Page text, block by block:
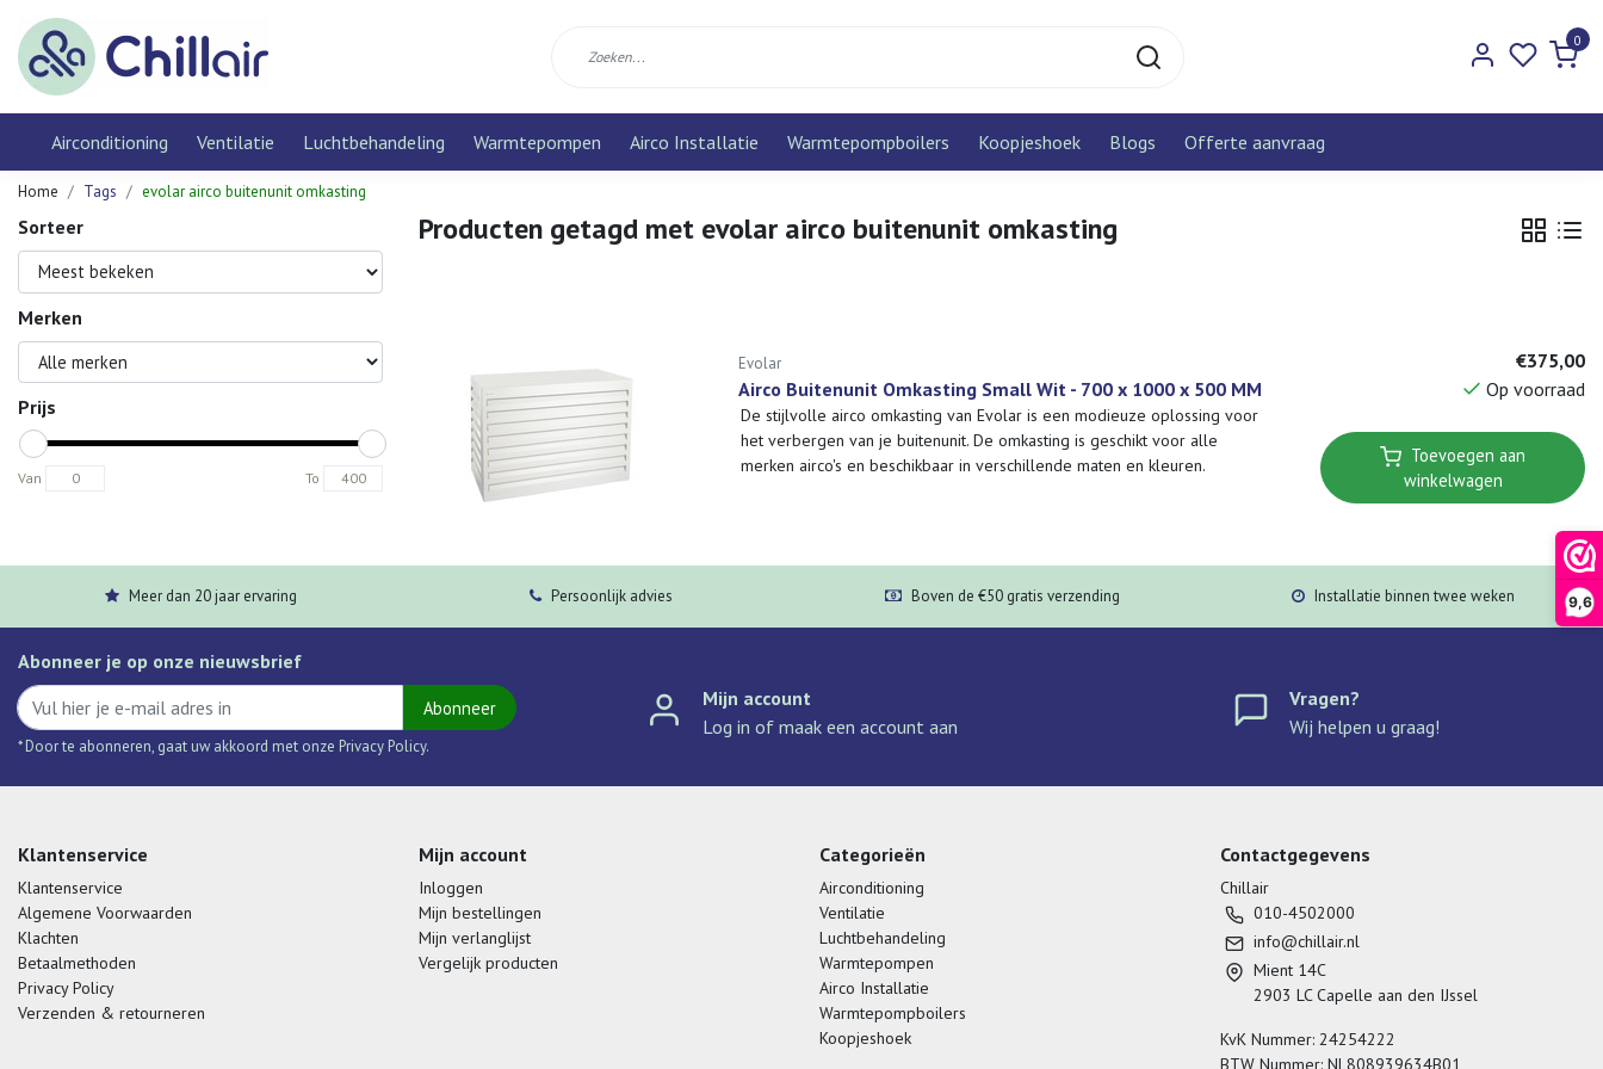
9,6
0
Airconditioning Ventilatie Luchtbehandeling Warmtepompen Airco Installatie Warmtepompboilers Koopjeshoek Blogs Offerte aanvraag
Home Tags evolar airco buitenunit omkasting
Sorteer
Merken
Prijs
Van To
Producten getagd met evolar airco buitenunit omkasting
Evolar
Airco Buitenunit Omkasting Small Wit - 700 x 1000 x 500 MM
De stijlvolle airco omkasting van Evolar is een modieuze oplossing voor
het verbergen van je buitenunit. De omkasting is geschikt voor alle
merken airco's en beschikbaar in verschillende maten en kleuren.
€375,00
Op voorraad
Toevoegen aan
winkelwagen
Meer dan 20 jaar ervaring Persoonlijk advies Boven de €50 gratis verzending Installatie binnen twee weken
Abonneer je op onze nieuwsbrief
Abonneer
* Door te abonneren, gaat uw akkoord met onze Privacy Policy.
Mijn account
Log in of maak een account aan
Vragen?
Wij helpen u graag!
Klantenservice
Klantenservice
Algemene Voorwaarden
Klachten
Betaalmethoden
Privacy Policy
Verzenden & retourneren
Mijn account
Inloggen
Mijn bestellingen
Mijn verlanglijst
Vergelijk producten
Categorieën
Airconditioning
Ventilatie
Luchtbehandeling
Warmtepompen
Airco Installatie
Warmtepompboilers
Koopjeshoek
Contactgegevens
Chillair
010-4502000
info@chillair.nl
Mient 14C
2903 LC Capelle aan den IJssel
KvK Nummer: 24254222
BTW Nummer: NL808939634B01